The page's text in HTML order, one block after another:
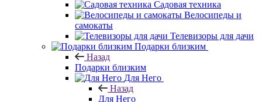
Садовая техника
Велосипеды и
самокаты
Телевизоры для дачи
Подарки близким
Назад
Подарки близким
Для Него
Назад
Для Него